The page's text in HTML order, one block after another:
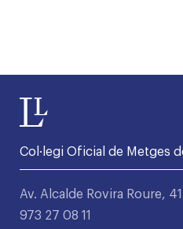
Col·legi Oficial de Metges
Av. Alcalde Rovira Roure,
973 27 08 11